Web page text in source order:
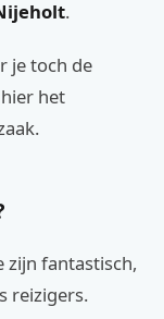
.
je toch de
het
zijn fantastisch,
reizigers.